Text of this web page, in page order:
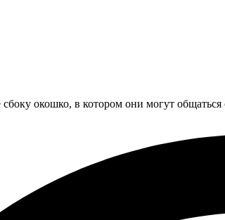
окошко, в котором они могут